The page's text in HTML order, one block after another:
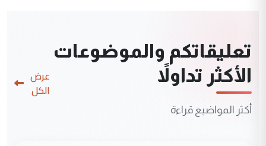
تعليقاتكم والموضوعات
الأكثر تداولاً
أكثر المواضيع قراءة
عرض
الكل